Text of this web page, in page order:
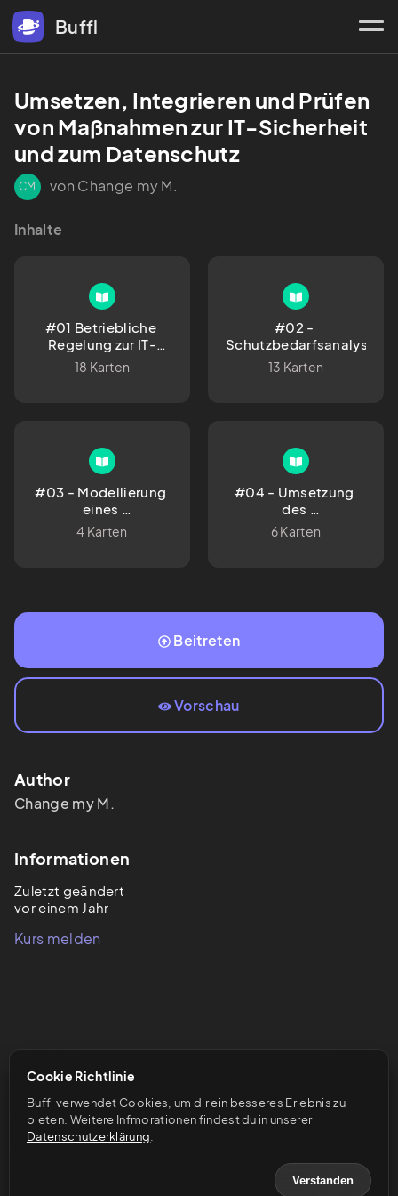
Cookie Richtlinie
Buffl verwendet Cookies, um dir ein besseres Erlebnis zu
bieten. Weitere Infmorationen findest du in unserer
Datenschutzerklärung
Verstanden
Buffl
Umsetzen, Integrieren und Prüfen
von Maßnahmen zur IT-Sicherheit
und zum Datenschutz
CM von Change my M.
Inhalte
#01 Betriebliche
Regelung zur IT-
Sicherheit
18 Karten
#02 -
Schutzbedarfsanalyse
13 Karten
#03 - Modellierung
eines
arbeitsplatzbezogenen
4 Karten
#04 - Umsetzung
des
arbeitsplatzbezogenen
6 Karten
Beitreten
Vorschau
Author
Change myM.
Informationen
Zuletzt geändert
vor einem Jahr
Kurs melden